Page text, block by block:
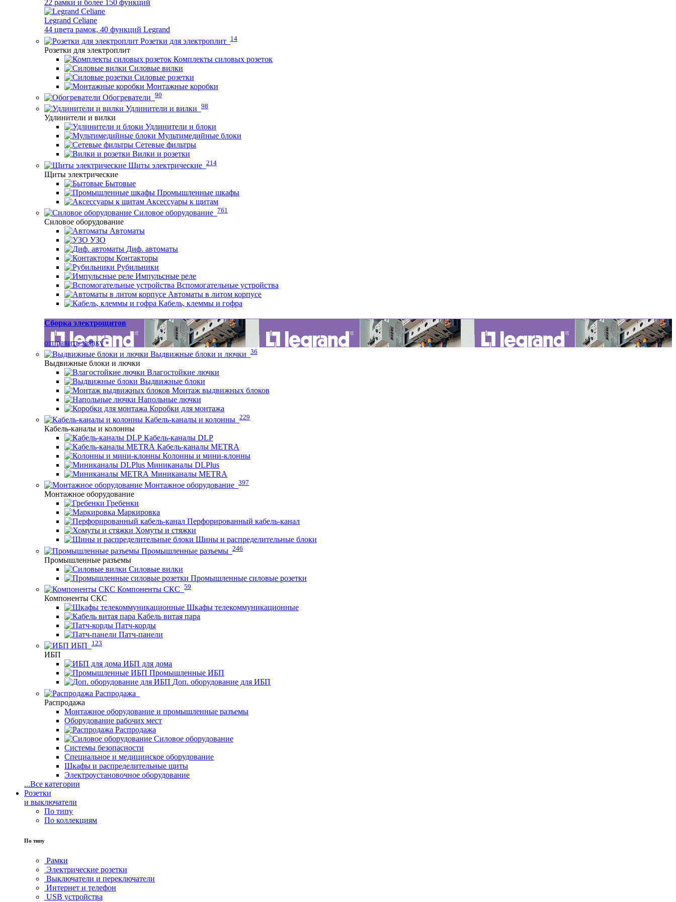
22 рамки и более 150 функций
Legrand Celiane
44 цвета рамок, 40 функций Legrand
Розетки для электроплит 14
Розетки для электроплит
Комплекты силовых розеток
Силовые вилки
Силовые розетки
Монтажные коробки
Обогреватели 90
Удлинители и вилки 98
Удлинители и вилки
Удлинители и блоки
Мультимедийные блоки
Сетевые фильтры
Вилки и розетки
Щиты электрические 214
Щиты электрические
Бытовые
Промышленные шкафы
Аксессуары к щитам
Силовое оборудование 761
Силовое оборудование
Автоматы
УЗО
Диф. автоматы
Контакторы
Рубильники
Импульсные реле
Вспомогательные устройства
Автоматы в литом корпусе
Кабель, клеммы и гофра
Сборка электрощитов
отправить заявку
Выдвижные блоки и лючки 36
Выдвижные блоки и лючки
Влагостойкие лючки
Выдвижные блоки
Монтаж выдвижных блоков
Напольные лючки
Коробки для монтажа
Кабель-каналы и колонны 229
Кабель-каналы и колонны
Кабель-каналы DLP
Кабель-каналы METRA
Колонны и мини-клонны
Миниканалы DLPlus
Миниканалы METRA
Монтажное оборудование 397
Монтажное оборудование
Гребенки
Маркировка
Перфорированный кабель-канал
Хомуты и стяжки
Шины и распределительные блоки
Промышленные разъемы 246
Промышленные разъемы
Силовые вилки
Промышленные силовые розетки
Компоненты СКС 59
Компоненты СКС
Шкафы телекоммуникационные
Кабель витая пара
Патч-корды
Патч-панели
ИБП
123
ИБП
ИБП для дома
Промышленные ИБП
Доп. оборудование для ИБП
Распродажа
Распродажа
Монтажное оборудование и промышленные разъемы
Оборудование рабочих мест
Распродажа
Силовое оборудование
Системы безопасности
Специальное и медицинское оборудование
Шкафы и распределительные щиты
Электроустановочное оборудование
...Все категории
Розетки
и выключатели
По типу
По коллекциям
По типу
Рамки
Электрические розетки
Выключатели и переключатели
Интернет и телефон
USB устройства